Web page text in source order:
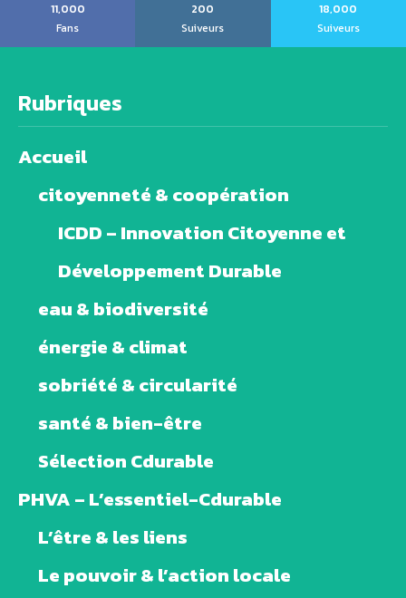
11,000
Fans
200
Suiveurs
18,000
Suiveurs
Rubriques
Accueil
citoyenneté & coopération
ICDD – Innovation Citoyenne et
Développement Durable
eau & biodiversité
énergie & climat
sobriété & circularité
santé & bien-être
Sélection Cdurable
PHVA – L’essentiel-Cdurable
L’être & les liens
Le pouvoir & l’action locale